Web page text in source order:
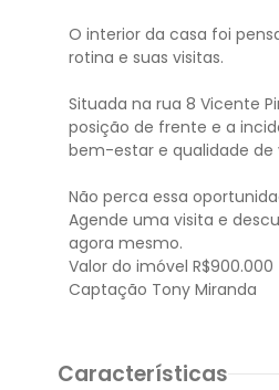
O interior da casa foi
rotina e suas visitas.
Situada na rua 8 Vicente
posição de frente e a
bem-estar e qualidade de
Não perca essa
Agende uma visita e
agora mesmo.
Valor do imóvel R$900.000
Características